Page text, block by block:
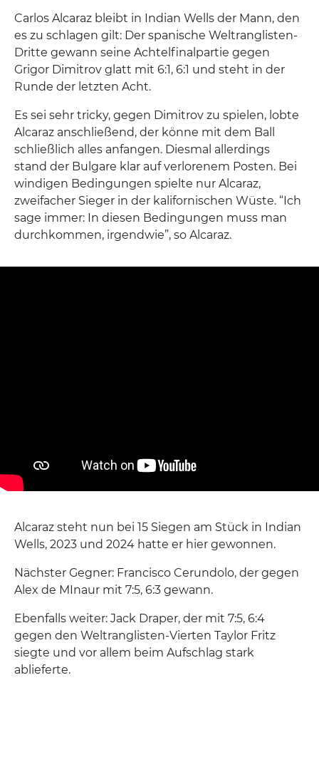
Carlos Alcaraz bleibt in Indian Wells der Mann, den
es zu schlagen gilt: Der spanische Weltranglisten-
Dritte gewann seine Achtelfinalpartie gegen
Grigor Dimitrov glatt mit 6:1, 6:1 und steht in der
Runde der letzten Acht.
Es sei sehr tricky, gegen Dimitrov zu spielen, lobte
Alcaraz anschließend, der könne mit dem Ball
schließlich alles anfangen. Diesmal allerdings
stand der Bulgare klar auf verlorenem Posten. Bei
windigen Bedingungen spielte nur Alcaraz,
zweifacher Sieger in der kalifornischen Wüste. “Ich
sage immer: In diesen Bedingungen muss man
durchkommen, irgendwie”, so Alcaraz.
Alcaraz steht nun bei 15 Siegen am Stück in Indian
Wells, 2023 und 2024 hatte er hier gewonnen.
Nächster Gegner: Francisco Cerundolo, der gegen
Alex de MInaur mit 7:5, 6:3 gewann.
Ebenfalls weiter: Jack Draper, der mit 7:5, 6:4
gegen den Weltranglisten-Vierten Taylor Fritz
siegte und vor allem beim Aufschlag stark
ablieferte.